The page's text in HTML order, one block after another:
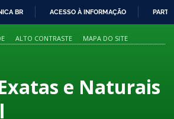
PARA
O
BR ACESSO À INFORMAÇÃO
ALTO CONTRASTE MAPA DO SITE
e Naturais